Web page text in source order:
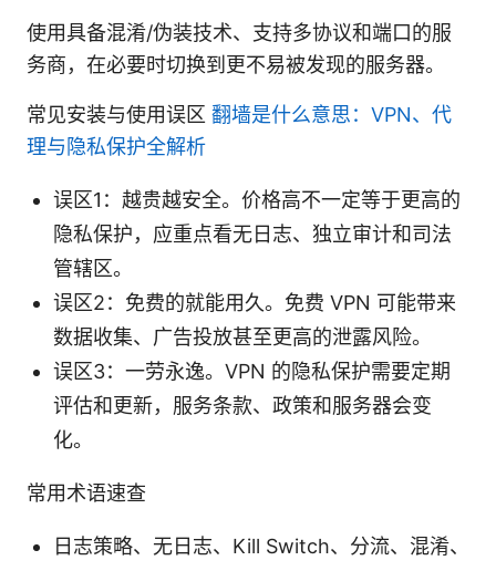
使用具备混淆/伪装技术、支持多协议和端口的服
务商，在必要时切换到更不易被发现的服务器。
常见安装与使用误区 翻墙是什么意思：VPN、代
理与隐私保护全解析
误区1：越贵越安全。价格高不一定等于更高的
隐私保护，应重点看无日志、独立审计和司法
管辖区。
误区2：免费的就能用久。免费 VPN 可能带来
数据收集、广告投放甚至更高的泄露风险。
误区3：一劳永逸。VPN 的隐私保护需要定期
评估和更新，服务条款、政策和服务器会变
化。
常用术语速查
日志策略、无日志、Kill Switch、分流、混淆、